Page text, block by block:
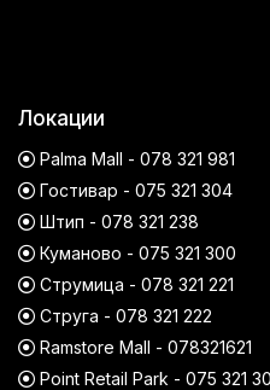
Локации
Palma Mall - 078 321 981
Гостивар - 075 321 304
Штип - 078 321 238
Куманово - 075 321 300
Струмица - 078 321 221
Струга - 078 321 222
Ramstore Mall - 078321621
Point Retail Park - 075 321